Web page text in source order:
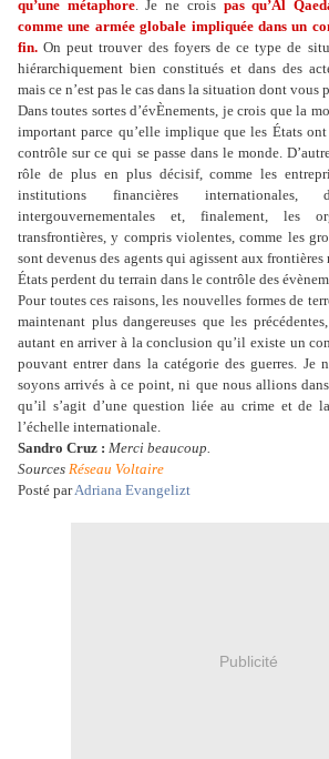
qu’une métaphore. Je ne crois pas qu’Al
comme une armée globale impliquée dans un
fin. On peut trouver des foyers de ce type de
hiérarchiquement bien constitués et dans des
mais ce n’est pas le cas dans la situation dont vous
Dans toutes sortes d’évÈnements, je crois que la
important parce qu’elle implique que les États
contrôle sur ce qui se passe dans le monde.
rôle de plus en plus décisif, comme les
institutions financières internationales,
intergouvernementales et, finalement, les
transfrontières, y compris violentes, comme les
sont devenus des agents qui agissent aux
États perdent du terrain dans le contrôle des
Pour toutes ces raisons, les nouvelles formes de
maintenant plus dangereuses que les
autant en arriver à la conclusion qu’il existe un
pouvant entrer dans la catégorie des guerres. Je
soyons arrivés à ce point, ni que nous allions
qu’il s’agit d’une question liée au crime et de
l’échelle internationale.
Sandro Cruz : Merci beaucoup.
Sources Réseau Voltaire
Posté parAdriana Evangelizt
Publicité